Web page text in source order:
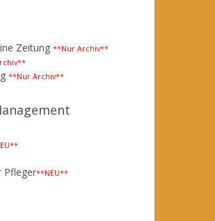
Zeitung **Nur Archiv**
**Nur Archiv**
Pfleger**NEU**